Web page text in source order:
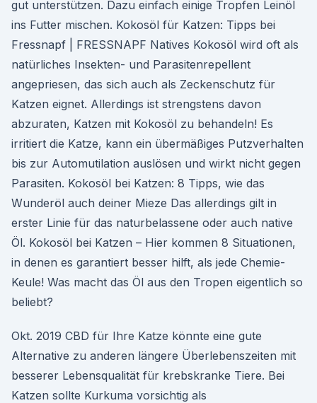
gut unterstützen. Dazu einfach einige Tropfen Leinöl
ins Futter mischen. Kokosöl für Katzen: Tipps bei
Fressnapf | FRESSNAPF Natives Kokosöl wird oft als
natürliches Insekten- und Parasitenrepellent
angepriesen, das sich auch als Zeckenschutz für
Katzen eignet. Allerdings ist strengstens davon
abzuraten, Katzen mit Kokosöl zu behandeln! Es
irritiert die Katze, kann ein übermäßiges Putzverhalten
bis zur Automutilation auslösen und wirkt nicht gegen
Parasiten. Kokosöl bei Katzen: 8 Tipps, wie das
Wunderöl auch deiner Mieze Das allerdings gilt in
erster Linie für das naturbelassene oder auch native
Öl. Kokosöl bei Katzen – Hier kommen 8 Situationen,
in denen es garantiert besser hilft, als jede Chemie-
Keule! Was macht das Öl aus den Tropen eigentlich so
beliebt?
Okt. 2019 CBD für Ihre Katze könnte eine gute
Alternative zu anderen längere Überlebenszeiten mit
besserer Lebensqualität für krebskranke Tiere. Bei
Katzen sollte Kurkuma vorsichtig als